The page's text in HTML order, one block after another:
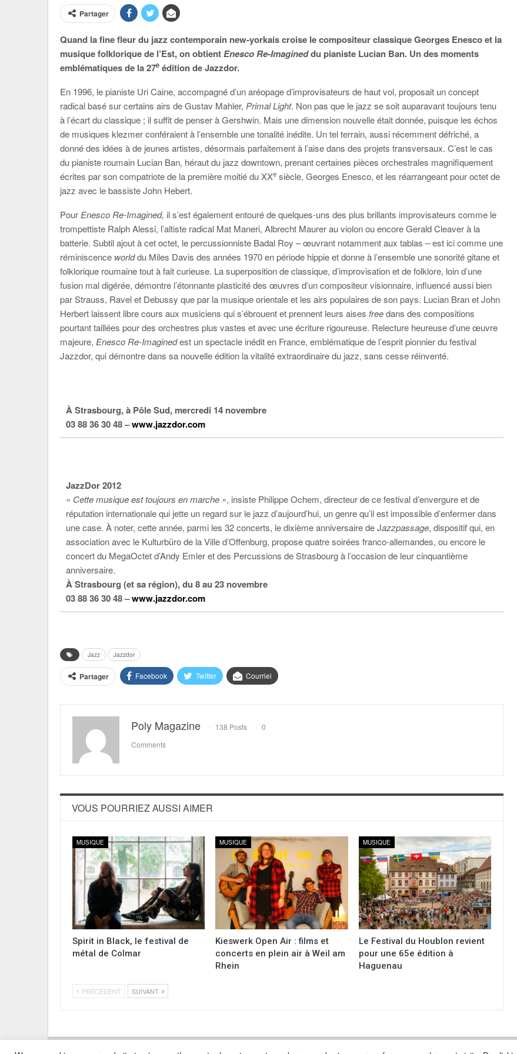
Partager
Quand la fine fleur du jazz contemporain new-yorkais croise le compositeur classique Georges Enesco et la
musique folklorique de l’Est, on obtientEnesco Re-Imagineddu pianiste Lucian Ban. Un des moments
emblématiques de la 27e édition deJazzdor.
En 1996, le pianiste Uri Caine, accompagné d’un aréopage d’improvisateurs de haut vol, proposait un concept
radical basé sur certains airs de Gustav Mahler, Primal Light. Non pas que le jazz se soit auparavant toujours tenu
à l’écart du classique ; il suffit de penser à Gershwin. Mais une dimension nouvelle était donnée, puisque les échos
de musiques klezmer conféraient à l’ensemble une tonalité inédite. Un tel terrain, aussi récemment défriché, a
donné des idées à de jeunes artistes, désormais parfaitement à l’aise dans des projets transversaux. C’est le cas
du pianiste roumain Lucian Ban, héraut du jazz downtown, prenant certaines pièces orchestrales magnifiquement
écrites par son compatriote de la première moitié du XXe siècle, Georges Enesco, et les réarrangeant pour octet de
jazz avec le bassiste John Hebert.
Pour Enesco Re-Imagined, il s’est également entouré de quelques-uns des plus brillants improvisateurs comme le
trompettiste Ralph Alessi, l’altiste radical Mat Maneri, Albrecht Maurer au violon ou encore Gerald Cleaver à la
batterie. Subtil ajout à cet octet, le percussionniste Badal Roy – œuvrant notamment aux tablas – est ici comme une
réminiscence worlddu Miles Davis des années 1970 en période hippie et donne à l’ensemble une sonorité gitane et
folklorique roumaine tout à fait curieuse. La superposition de classique, d’improvisation et de folklore, loin d’une
fusion mal digérée, démontre l’étonnante plasticité des œuvres d’un compositeur visionnaire, influencé aussi bien
par Strauss, Ravel et Debussy que par la musique orientale et les airs populaires de son pays. Lucian Bran et John
Herbert laissent libre cours aux musiciens qui s’ébrouent et prennent leurs aises freedans des compositions
pourtant taillées pour des orchestres plus vastes et avec une écriture rigoureuse. Relecture heureuse d’une œuvre
majeure, Enesco Re-Imaginedest un spectacle inédit en France, emblématique de l’esprit pionnier du festival
Jazzdor, qui démontre dans sa nouvelle édition la vitalité extraordinaire du jazz, sans cesse réinventé.
À Strasbourg, à Pôle Sud, mercredi 14 novembre
03 88 36 30 48 –www.jazzdor.com
JazzDor 2012
« Cette musique est toujours en marche », insiste Philippe Ochem, directeur de ce festival d’envergure et de
réputation internationale qui jette un regard sur le jazz d’aujourd’hui, un genre qu’il est impossible d’enfermer dans
une case. À noter, cette année, parmi les 32 concerts, le dixième anniversaire de Jazzpassage, dispositif qui, en
association avec le Kulturbüro de la Ville d’Offenburg, propose quatre soirées franco-allemandes, ou encore le
concert du MegaOctet d’Andy Emler et des Percussions de Strasbourg à l’occasion de leur cinquantième
anniversaire.
À Strasbourg (et sa région), du 8 au 23 novembre
03 88 36 30 48 –www.jazzdor.com
Jazz Jazzdor
Partager Facebook Twitter Courriel
Poly Magazine 138 Posts
0
Comments
VOUS POURRIEZ AUSSI AIMER
MUSIQUE
Spirit in Black, le festival de
métal de Colmar
MUSIQUE
Kieswerk Open Air : films et
concerts en plein air à Weil am
Rhein
MUSIQUE
Le Festival du Houblon revient
pour une 65e édition à
Haguenau
PRÉCÉDENT SUIVANT